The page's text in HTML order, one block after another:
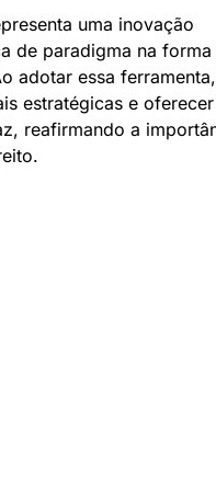
uma inovação
de paradigma na
adotar essa
estratégicas e
reafirmando a